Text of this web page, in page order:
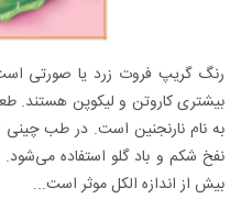
رنگ گریپ فروت زرد یا صورتی
بیشتری کاروتن و لیکوپن هستند.
به نام نارنجنین است. در طب
نفخ شکم و باد گلو استفاده
بیش از اندازه الکل موثر است...